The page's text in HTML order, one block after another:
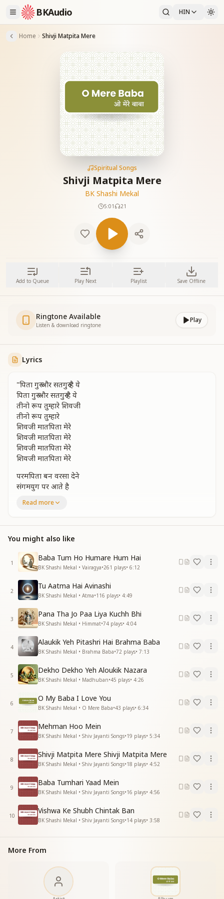
BKAudio HIN
Home Shivji Matpita Mere
Spiritual Songs
Shivji Matpita Mere
BK Shashi Mekal
5:01 21
Add to Queue Play Next Playlist Save Offline
Ringtone Available
Listen & download ringtone
Play
Lyrics
"पिता गुरु और सतगुरु है ये
पिता गुरु और सतगुरु है ये
तीनो रूप तुम्हारे शिवजी
तीनो रूप तुम्हारे
शिवजी मातपिता मेरे
शिवजी मातपिता मेरे
शिवजी मातपिता मेरे
शिवजी मातपिता मेरे
परमपिता बन वरसा देने
संगमयुग पर आते है
माता होकर जन्म मरजीवा
हम बच्चो को देते है
पुरुषार्थ बन चलेंगे हरदम
श्रीमत पर ही तेरे शिवजी
श्रीमत पर ही तेरे
शिवजी मातपिता मेरे
शिवजी मातपिता मेरे
शिवजी मातपिता मेरे
शिवजी मातपिता मेरे
गुरुगोसायी लौकिक जग के झूठे तीर्थ कराए
पंडा बन यह बाबा हमको सच्ची राह बताए
गुरुगोसायी लौकिक जग के झूठे तीर्थ कराए
पंडा बन यह बाबा हमको सच्ची राह बताए
अज्ञानी बन फेरे अबतक
चौरासी के फेरे शिवजी
शिवजी मातपिता मेरे
शिवजी मातपिता मेरे
शिवजी मातपिता मेरे
शिवजी मातपिता मेरे
शिवरात्रि के शुभ अवसर पर
ब्रम्हा तन में आते है
ब्रम्हा तन में आते है
रावण का यह राज्य मिटाकर
मुक्तिधाम ले जाते है
मुक्तिधाम ले जाते है
गुरुओं के गुरु सतगुरु पाकर
खुल गए भाग हमारे शिवजी
शिवजी मातपिता मेरे
शिवजी मातपिता मेरे
शिवजी मातपिता मेरे
शिवजी मातपिता मेरे
शिवजी मातपिता मेरे
Read more
You might also like
1
Baba Tum Ho Humare Hum Hai
BK Shashi Mekal • Vairagya•261 plays• 6:12
2
Tu Aatma Hai Avinashi
BK Shashi Mekal • Atma•116 plays• 4:49
3
Pana Tha Jo Paa Liya Kuchh Bhi
BK Shashi Mekal • Himmat•74 plays• 4:04
4
Alaukik Yeh Pitashri Hai Brahma Baba
BK Shashi Mekal • Brahma Baba•72 plays• 7:13
5
Dekho Dekho Yeh Aloukik Nazara
BK Shashi Mekal • Madhuban•45 plays• 4:26
6
O My Baba I Love You
BK Shashi Mekal • O Mere Baba•43 plays• 6:34
7
Mehman Hoo Mein
BK Shashi Mekal • Shiv Jayanti Songs•19 plays• 5:34
8
Shivji Matpita Mere Shivji Matpita Mere
BK Shashi Mekal • Shiv Jayanti Songs•18 plays• 4:52
9
Baba Tumhari Yaad Mein
BK Shashi Mekal • Shiv Jayanti Songs•16 plays• 4:56
10
Vishwa Ke Shubh Chintak Ban
BK Shashi Mekal • Shiv Jayanti Songs•14 plays• 3:58
More From